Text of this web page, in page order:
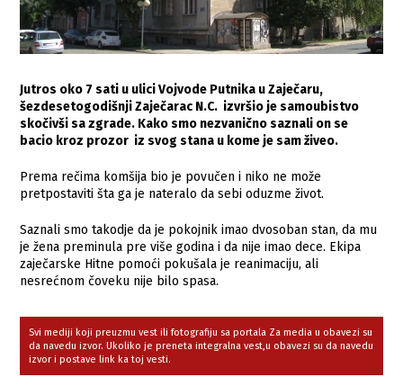
Jutros oko 7 sati u ulici Vojvode Putnika u Zaječaru,
šezdesetogodišnji Zaječarac N.C. izvršio je samoubistvo
skočivši sa zgrade. Kako smo nezvanično saznali on se
bacio kroz prozor iz svog stana u kome je sam živeo.
Prema rečima komšija bio je povučen i niko ne može
pretpostaviti šta ga je nateralo da sebi oduzme život.
Saznali smo takodje da je pokojnik imao dvosoban stan, da mu
je žena preminula pre više godina i da nije imao dece. Ekipa
zaječarske Hitne pomoći pokušala je reanimaciju, ali
nesrećnom čoveku nije bilo spasa.
Svi mediji koji preuzmu vest ili fotografiju sa portala Za media u obavezi su
da navedu izvor. Ukoliko je preneta integralna vest,u obavezi su da navedu
izvor i postave link ka toj vesti.